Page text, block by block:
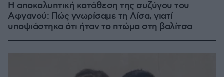
Η αποκαλυπτική κατάθεση της συζύγου του
Αφγανού: Πώς γνωρίσαμε τη Λίσα, γιατί
υποψιάστηκα ότι ήταν το πτώμα στη βαλίτσα